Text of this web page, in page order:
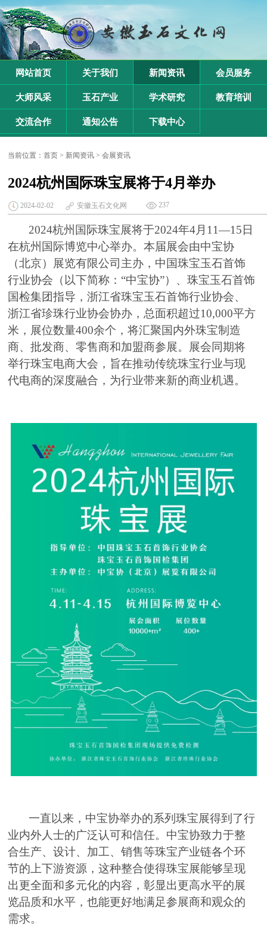
网站首页 关于我们 新闻资讯 会员服务
大师风采 玉石产业 学术研究 教育培训
交流合作 通知公告 下载中心
当前位置：首页 > 新闻资讯 >会展资讯
2024杭州国际珠宝展将于4月举办
2024-02-02 安徽玉石文化网 237
2024杭州国际珠宝展将于2024年4月11—15日
在杭州国际博览中心举办。本届展会由中宝协
（北京）展览有限公司主办，中国珠宝玉石首饰
行业协会（以下简称：“中宝协”）、珠宝玉石首饰
国检集团指导，浙江省珠宝玉石首饰行业协会、
浙江省珍珠行业协会协办，总面积超过10,000平方
米，展位数量400余个，将汇聚国内外珠宝制造
商、批发商、零售商和加盟商参展。展会同期将
举行珠宝电商大会，旨在推动传统珠宝行业与现
代电商的深度融合，为行业带来新的商业机遇。
一直以来，中宝协举办的系列珠宝展得到了行
业内外人士的广泛认可和信任。中宝协致力于整
合生产、设计、加工、销售等珠宝产业链各个环
节的上下游资源，这种整合使得珠宝展能够呈现
出更全面和多元化的内容，彰显出更高水平的展
览品质和水平，也能更好地满足参展商和观众的
需求。